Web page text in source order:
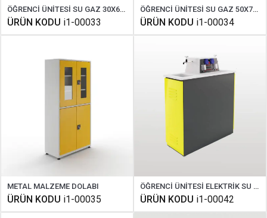
ÖĞRENCİ ÜNİTESİ SU GAZ 30X60 CM
ÜRÜN KODU i1-00033
ÖĞRENCİ ÜNİTESİ SU GAZ 50X70 CM
ÜRÜN KODU i1-00034
METAL MALZEME DOLABI
ÜRÜN KODU i1-00035
ÖĞRENCİ ÜNİTESİ ELEKTRİK SU GAZ ÇİFT TARAFLI ( TEK YÜZLÜ )
ÜRÜN KODU i1-00042